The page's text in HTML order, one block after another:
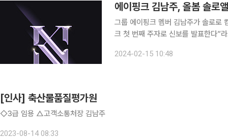
에이핑크 김남주, 올봄 솔로
그룹 에이핑크 멤버 김남주가 솔로로 컴백한다. 초이크리에이티브랩은 15일 “
크 첫 번째 주자로 신보를 발표한다”
만이다. 싱글 발매 당시 김남주는 강
2024-02-15 10:48
[인사] 축산물품질평가원
◇3급 임용 △고객소통처장 김남주
2023-08-14 08:33